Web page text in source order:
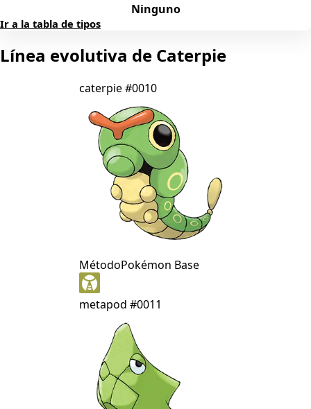
Ninguno
Ir a la tabla de tipos
Línea evolutiva de Caterpie
caterpie#0010
MétodoPokémon Base
metapod #0011